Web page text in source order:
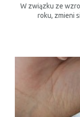
W związku ze
roku, zmieni